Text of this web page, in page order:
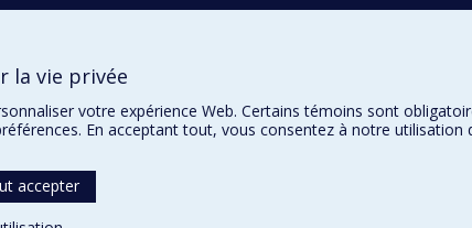
la vie privée
votre expérience Web. Certains témoins sont
En acceptant tout, vous consentez à notre
accepter